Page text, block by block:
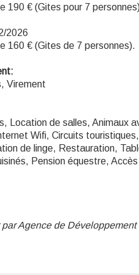
190 € (Gites pour 7
2026
160 € (Gites de 7 personnes).
Virement
Location de salles, Animaux
Wifi, Circuits
de linge, Restauration,
Pension équestre,
Agence de